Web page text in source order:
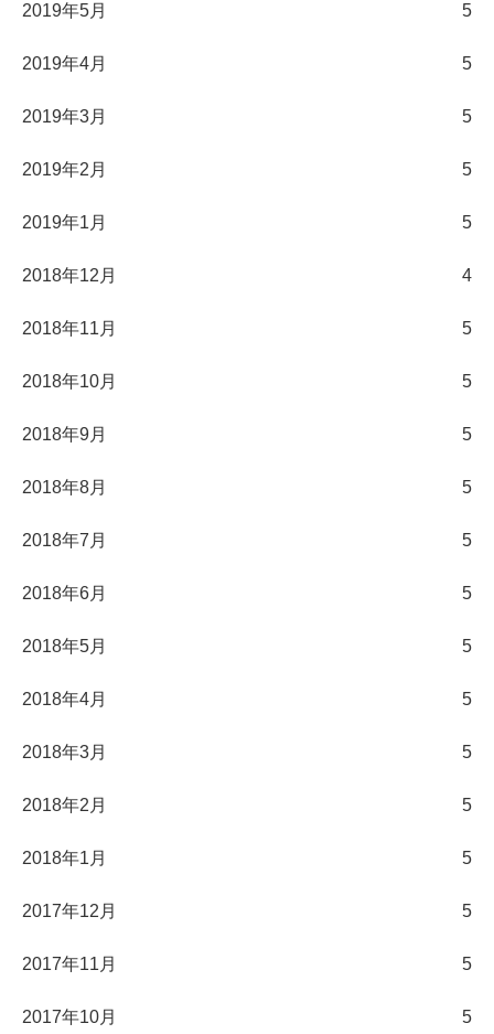
2019年5月 5
2019年4月 5
2019年3月 5
2019年2月 5
2019年1月 5
2018年12月 4
2018年11月 5
2018年10月 5
2018年9月 5
2018年8月 5
2018年7月 5
2018年6月 5
2018年5月 5
2018年4月 5
2018年3月 5
2018年2月 5
2018年1月 5
2017年12月 5
2017年11月 5
2017年10月 5